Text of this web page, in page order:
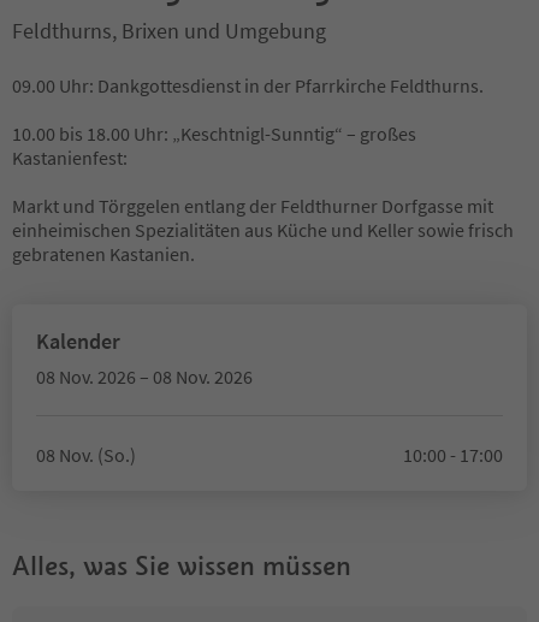
Feldthurns, Brixen und Umgebung
09.00 Uhr: Dankgottesdienst in der Pfarrkirche Feldthurns.
10.00 bis 18.00 Uhr: „Keschtnigl-Sunntig“ – großes
Kastanienfest:
Markt und Törggelen entlang der Feldthurner Dorfgasse mit
einheimischen Spezialitäten aus Küche und Keller sowie frisch
gebratenen Kastanien.
Kalender
08 Nov. 2026 – 08 Nov. 2026
08 Nov. (So.) 10:00 - 17:00
Alles, was Sie wissen müssen